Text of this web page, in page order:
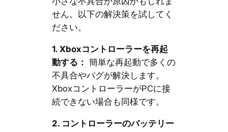
せん。以下の解決策を試してく
ださい。
1. Xboxコントローラーを再起
動する： 簡単な再起動で多くの
不具合やバグが解決します。
XboxコントローラーがPCに接
続できない場合も同様です。
2. コントローラーのバッテリー